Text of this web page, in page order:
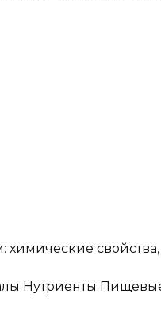
химические
Нутриенты